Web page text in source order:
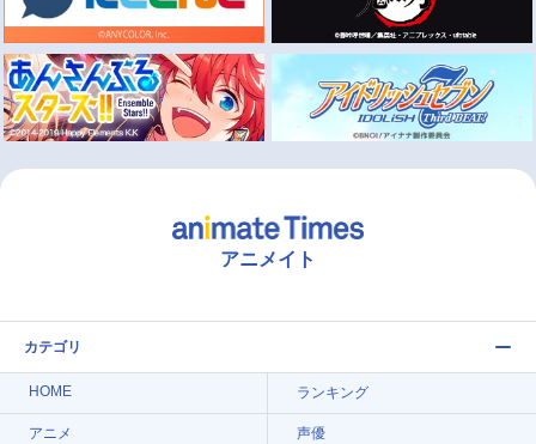
アニメイト
カテゴリ
HOME ランキング
アニメ 声優